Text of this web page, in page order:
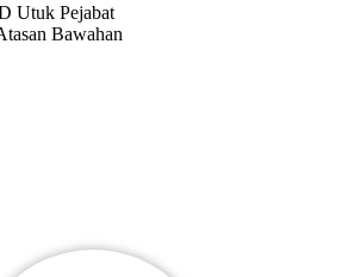
Utuk Pejabat
Bawahan